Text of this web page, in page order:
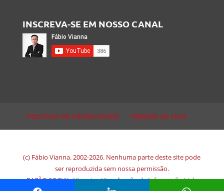
INSCREVA-SE EM NOSSO CANAL
POLÍTICA DE PRIVACIDADE TERMOS DE USO
(c) Fábio Vianna. 2002-2026. Nenhuma parte deste site pode
ser reproduzida sem nossa permissão.
RAZÃO SOCIAL: Viewsion Visualização de Informação Ltda